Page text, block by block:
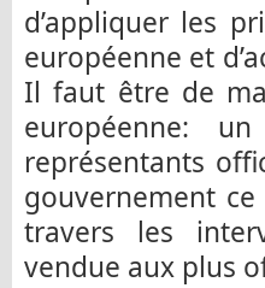
d’appliquer les
européenne et
Il faut être de
européenne:
représentants
gouvernement
travers les
vendue aux plus